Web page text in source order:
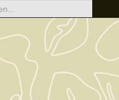
WEERGAVE